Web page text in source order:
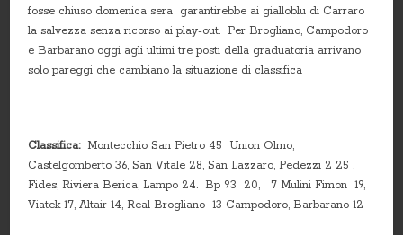
fosse chiuso domenica sera garantirebbe ai gialloblu di Carraro
la salvezza senza ricorso ai play-out. Per Brogliano, Campodoro
e Barbarano oggi agli ultimi tre posti della graduatoria arrivano
solo pareggi che cambiano la situazione di classifica
Classifica:Montecchio San Pietro 45 Union Olmo,
Castelgomberto 36, San Vitale 28, San Lazzaro, Pedezzi 2 25 ,
Fides, Riviera Berica, Lampo 24. Bp 93 20, 7 Mulini Fimon 19,
Viatek 17, Altair 14, Real Brogliano 13 Campodoro, Barbarano 12